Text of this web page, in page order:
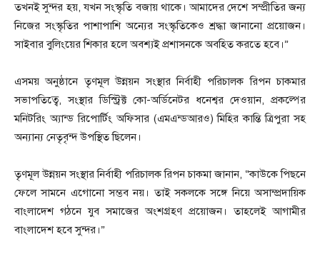
তখনই সুন্দর হয়, যখন সংস্কৃতি বজায় থাকে। আমাদের দেশে সম্প্রীতির জন্য
নিজের সংস্কৃতির পাশাপাশি অন্যের সংস্কৃতিকেও শ্রদ্ধা জানানো প্রয়োজন।
সাইবার বুলিংয়ের শিকার হলে অবশ্যই প্রশাসনকে অবহিত করতে হবে।”
এসময় অনুষ্ঠানে তৃণমূল উন্নয়ন সংস্থার নির্বাহী পরিচালক রিপন চাকমার
সভাপতিত্বে, সংস্থার ডিস্ট্রিক্ট কো-অর্ডিনেটর ধনেশ্বর দেওয়ান, প্রকল্পের
মনিটরিং অ্যান্ড রিপোর্টিং অফিসার (এমএন্ডআরও) মিহির কান্তি ত্রিপুরা সহ
অন্যান্য নেতৃবৃন্দ উপস্থিত ছিলেন।
তৃণমূল উন্নয়ন সংস্থার নির্বাহী পরিচালক রিপন চাকমা জানান, “কাউকে পিছনে
ফেলে সামনে এগোনো সম্ভব নয়। তাই সকলকে সঙ্গে নিয়ে অসাম্প্রদায়িক
বাংলাদেশ গঠনে যুব সমাজের অংশগ্রহণ প্রয়োজন। তাহলেই আগামীর
বাংলাদেশ হবে সুন্দর।”